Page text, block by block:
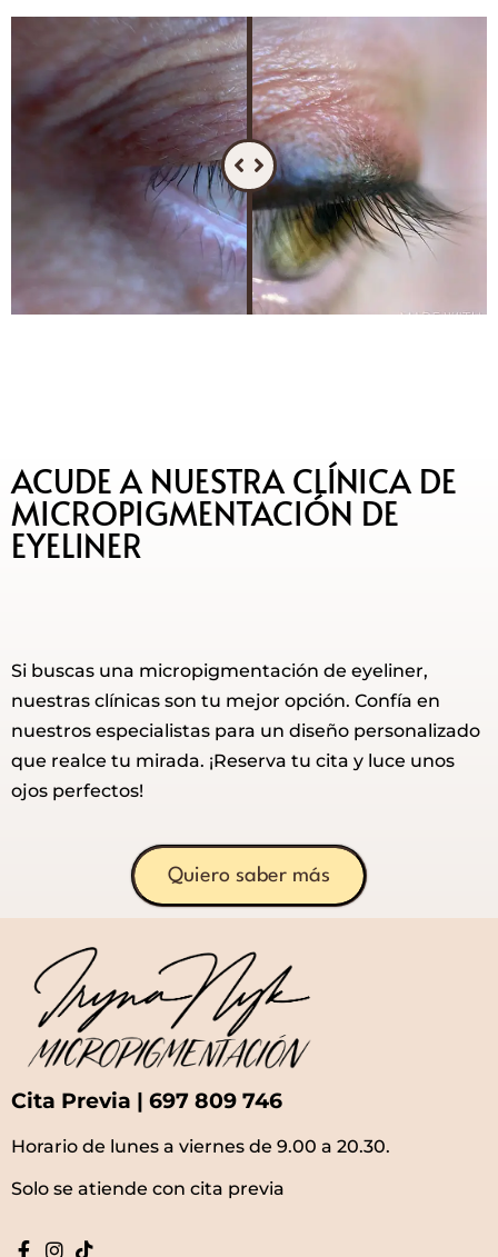
ACUDE A NUESTRA CLÍNICA DE
MICROPIGMENTACIÓN DE
EYELINER
Si buscas una micropigmentación de eyeliner,
nuestras clínicas son tu mejor opción. Confía en
nuestros especialistas para un diseño personalizado
que realce tu mirada. ¡Reserva tu cita y luce unos
ojos perfectos!
Quiero saber más
Cita Previa | 697 809 746
Horario de lunes a viernes de 9.00 a 20.30.
Solo se atiende con cita previa